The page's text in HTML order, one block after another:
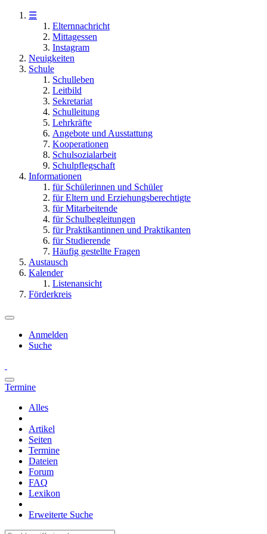
☰
Elternnachricht
Mittagessen
Instagram
Neuigkeiten
Schule
Schulleben
Leitbild
Sekretariat
Schulleitung
Lehrkräfte
Angebote und Ausstattung
Kooperationen
Schulsozialarbeit
Schulpflegschaft
Informationen
für Schülerinnen und Schüler
für Eltern und Erziehungsberechtigte
für Mitarbeitende
für Schulbegleitungen
für Praktikantinnen und Praktikanten
für Studierende
Häufig gestellte Fragen
Austausch
Kalender
Listenansicht
Förderkreis
Anmelden
Suche
Termine
Alles
Artikel
Seiten
Termine
Dateien
Forum
FAQ
Lexikon
Erweiterte Suche